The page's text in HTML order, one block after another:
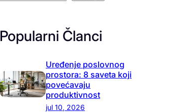
Popularni Članci
Uređenje poslovnog
prostora: 8 saveta koji
povećavaju
produktivnost
jul 10, 2026